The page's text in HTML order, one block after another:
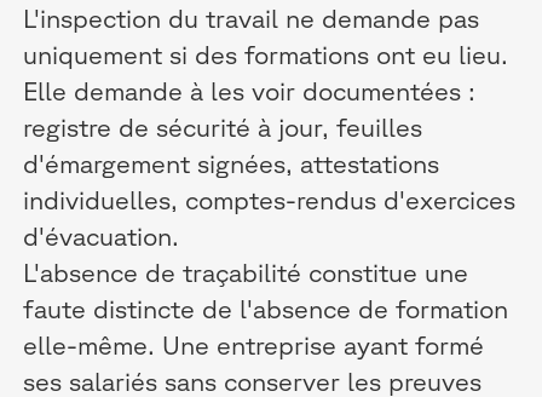
L'inspection du travail ne demande pas
uniquement si des formations ont eu lieu.
Elle demande à les voir documentées :
registre de sécurité à jour, feuilles
d'émargement signées, attestations
individuelles, comptes-rendus d'exercices
d'évacuation.
L'absence de traçabilité constitue une
faute distincte de l'absence de formation
elle-même. Une entreprise ayant formé
ses salariés sans conserver les preuves